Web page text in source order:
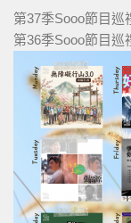
第37季Sooo節目巡
第36季Sooo節目巡